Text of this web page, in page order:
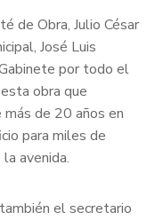
de Obra, Julio César
José Luis
por todo el
obra que
de 20 años en
para miles de
avenida.
el secretario